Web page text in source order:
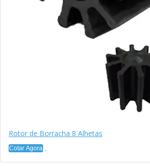
Rotor de Borracha 8 Alhetas
Cotar Agora